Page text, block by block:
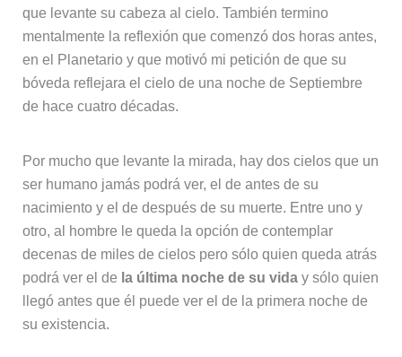
que levante su cabeza al cielo. También termino
mentalmente la reflexión que comenzó dos horas antes,
en el Planetario y que motivó mi petición de que su
bóveda reflejara el cielo de una noche de Septiembre
de hace cuatro décadas.
Por mucho que levante la mirada, hay dos cielos que un
ser humano jamás podrá ver, el de antes de su
nacimiento y el de después de su muerte. Entre uno y
otro, al hombre le queda la opción de contemplar
decenas de miles de cielos pero sólo quien queda atrás
podrá ver el de la última noche de su viday sólo quien
llegó antes que él puede ver el de la primera noche de
su existencia.